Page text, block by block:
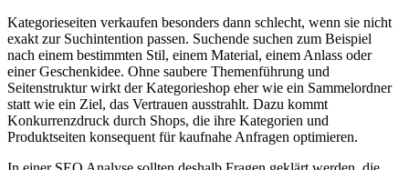
Kategorieseiten verkaufen besonders dann schlecht, wenn sie nicht
exakt zur Suchintention passen. Suchende suchen zum Beispiel
nach einem bestimmten Stil, einem Material, einem Anlass oder
einer Geschenkidee. Ohne saubere Themenführung und
Seitenstruktur wirkt der Kategorieshop eher wie ein Sammelordner
statt wie ein Ziel, das Vertrauen ausstrahlt. Dazu kommt
Konkurrenzdruck durch Shops, die ihre Kategorien und
Produktseiten konsequent für kaufnahe Anfragen optimieren.